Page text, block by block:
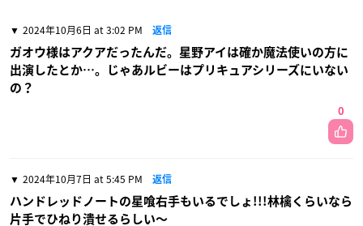
2024年10月6日 at 3:02 PM 返信
ガオウ様はアクアだったんだ。星野アイは確か魔法使いの方に
出演したとか…。じゃあルビーはプリキュアシリーズにいない
の？
0
2024年10月7日 at 5:45 PM 返信
ハンドレッドノートの星喰右手もいるでしょ!!!林檎くらいなら
片手でひねり潰せるらしい〜